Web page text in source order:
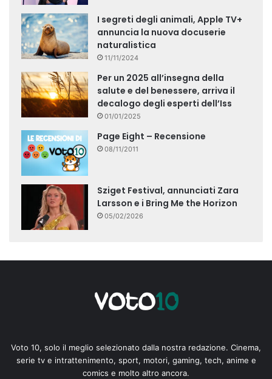
I segreti degli animali, Apple TV+
annuncia la nuova docuserie
naturalistica
11/11/2024
Per un 2025 all’insegna della
salute e del benessere, arriva il
decalogo degli esperti dell’Iss
01/01/2025
Page Eight – Recensione
08/11/2011
Sziget Festival, annunciati Zara
Larsson e i Bring Me the Horizon
05/02/2026
Voto 10, solo il meglio selezionato dalla nostra redazione. Cinema,
serie tv e intrattenimento, sport, motori, gaming, tech, anime e
comics e molto altro ancora.